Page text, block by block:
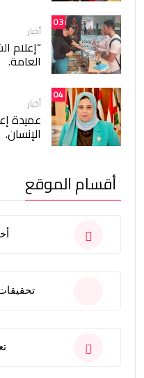
03
أخبار
“إعلام
العامة.
04
أخبار
عميدة
الإنسان.
أقسام الموقع